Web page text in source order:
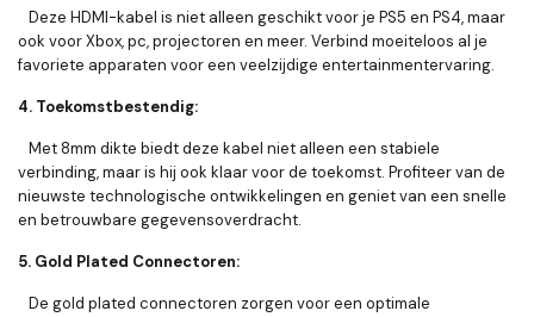
Deze HDMI-kabel is niet alleen geschikt voor je PS5 en PS4, maar
ook voor Xbox, pc, projectoren en meer. Verbind moeiteloos al je
favoriete apparaten voor een veelzijdige entertainmentervaring.
4. Toekomstbestendig:
Met 8mm dikte biedt deze kabel niet alleen een stabiele
verbinding, maar is hij ook klaar voor de toekomst. Profiteer van de
nieuwste technologische ontwikkelingen en geniet van een snelle
en betrouwbare gegevensoverdracht.
5. Gold Plated Connectoren:
De gold plated connectoren zorgen voor een optimale